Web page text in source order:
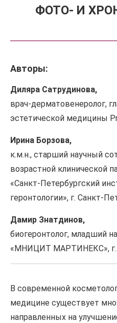
ФОТО- И
Авторы:
Диляра Сатрудинова,
врач-дерматовенеролог,
эстетической медицины
Ирина Борзова,
к.м.н., старший научный
возрастной клинической
«Санкт-Петербургский
геронтологии», г. Санкт-
Дамир Знатдинов,
биогеронтолог, младший
«МНИЦИТ МАРТИНЕКС»,
В современной
медицине существует
направленных на